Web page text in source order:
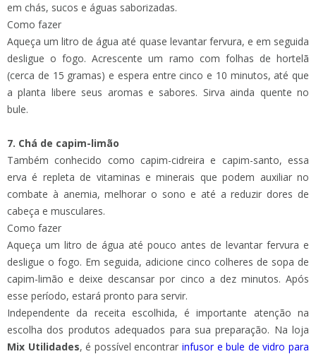
em chás, sucos e águas saborizadas.
Como fazer
Aqueça um litro de água até quase levantar fervura, e em seguida
desligue o fogo. Acrescente um ramo com folhas de hortelã
(cerca de 15 gramas) e espera entre cinco e 10 minutos, até que
a planta libere seus aromas e sabores. Sirva ainda quente no
bule.
7. Chá de capim-limão
Também conhecido como capim-cidreira e capim-santo, essa
erva é repleta de vitaminas e minerais que podem auxiliar no
combate à anemia, melhorar o sono e até a reduzir dores de
cabeça e musculares.
Como fazer
Aqueça um litro de água até pouco antes de levantar fervura e
desligue o fogo. Em seguida, adicione cinco colheres de sopa de
capim-limão e deixe descansar por cinco a dez minutos. Após
esse período, estará pronto para servir.
Independente da receita escolhida, é importante atenção na
escolha dos produtos adequados para sua preparação. Na loja
Mix Utilidades, é possível encontrarinfusor e bule de vidro para